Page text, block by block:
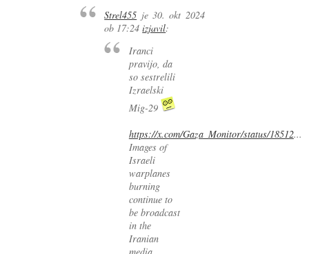
Strel455 je 30. okt 2024
ob 17:24 izjavil:
Iranci
pravijo, da
so sestrelili
Izraelski
Mig-29
https://x.com/Gaza_Monitor/status/18512...
Images of
Israeli
warplanes
burning
continue to
be broadcast
in the
Iranian